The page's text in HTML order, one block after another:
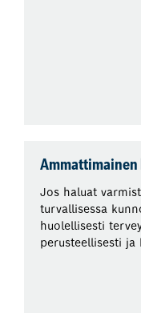
Jos haluat
turvallisessa
huolellisesti
perusteellisesti ja